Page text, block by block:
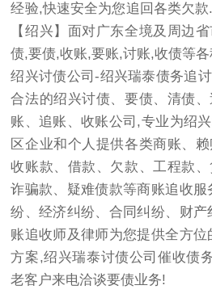
经验,快速安全为您追回各类欠
【绍兴】面对广东全境及周边
债,要债,收账,要账,讨账,收债等
绍兴讨债公司-绍兴瑞泰债务追
合法的绍兴讨债、要债、清债
账、追账、收账公司,专业为绍
区企业和个人提供各类商账、
收账款、借款、欠款、工程款、
诈骗款、疑难债款等商账追收
纷、经济纠纷、合同纠纷、财
账追收师及律师为您提供全方
方案,绍兴瑞泰讨债公司催收债
老客户来电洽谈要债业务!